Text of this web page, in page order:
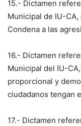
15.- Dictamen
Municipal de IU-
Condena a las
16.- Dictamen
Municipal del IU-
proporcional y
ciudadanos tengan
17.- Dictamen